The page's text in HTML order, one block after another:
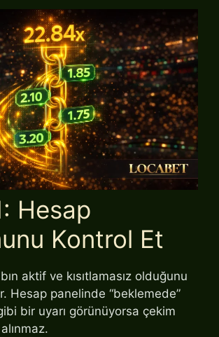
Hesap
Kontrol Et
aktif ve kısıtlamasız olduğunu
Hesap panelinde “beklemede”
gibi bir uyarı görünüyorsa çekim